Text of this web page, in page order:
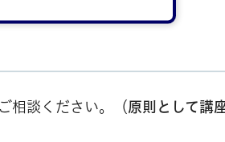
ご相談ください。（原則として講